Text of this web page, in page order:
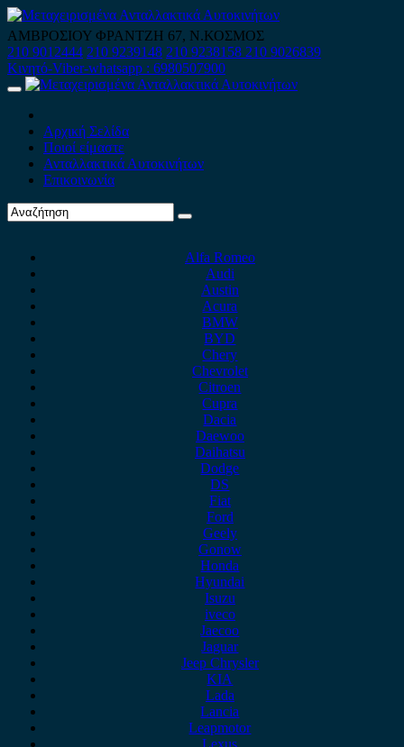
Skip
to
content
ΑΜΒΡΟΣΙΟΥ ΦΡΑΝΤΖΗ 67, Ν.ΚΟΣΜΟΣ
210 9012444 210 9239148 210 9238158 210 9026839
Κινητό-Viber-whatsapp : 6980507900
Primary
Αρχική Σελίδα
Ποιοί είμαστε
Ανταλλακτικά Αυτοκινήτων
Επικοινωνία
Alfa Romeo
Audi
Austin
Acura
BMW
BYD
Chery
Chevrolet
Citroen
Cupra
Dacia
Daewoo
Daihatsu
Dodge
DS
Fiat
Ford
Geely
Gonow
Honda
Hyundai
Isuzu
iveco
Jaecoo
Jaguar
Jeep Chrysler
KIA
Lada
Lancia
Leapmotor
Lexus